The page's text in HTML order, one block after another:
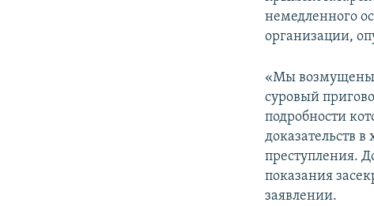
немедленного
организации,
«Мы возмущены
суровый
подробности
доказательств
преступления.
показания
заявлении.